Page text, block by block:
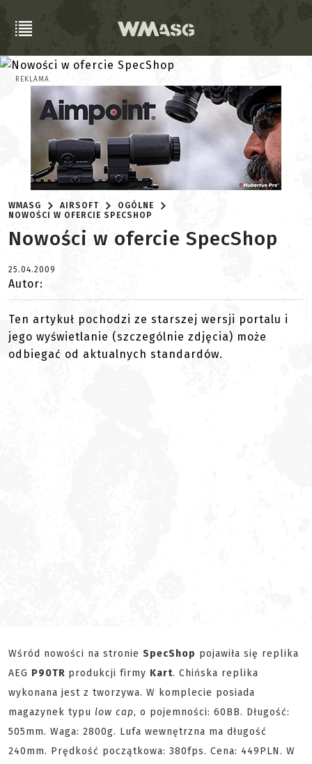
REKLAMA
WMASG AIRSOFT
OGÓLNE
NOWOŚCI W OFERCIE SPECSHOP
Nowości w ofercie SpecShop
25.04.2009
Autor:
Ten artykuł pochodzi ze starszej wersji portalu i
jego wyświetlanie (szczególnie zdjęcia) może
odbiegać od aktualnych standardów.
Wśród nowości na stronie SpecShop pojawiła się replika
AEG P90TR produkcji firmy Kart. Chińska replika
wykonana jest z tworzywa. W komplecie posiada
magazynek typu low cap, o pojemności: 60BB. Długość:
505mm. Waga: 2800g. Lufa wewnętrzna ma długość
240mm. Prędkość początkowa: 380fps. Cena: 449PLN. W